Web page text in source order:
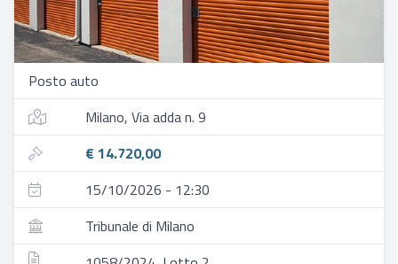
Posto auto
Milano, Via adda n. 9
€ 14.720,00
15/10/2026 - 12:30
Tribunale di Milano